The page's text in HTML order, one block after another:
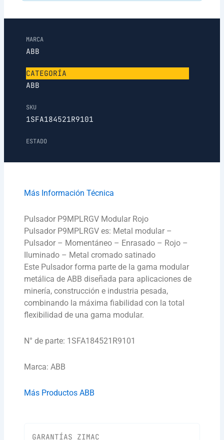
MARCA
ABB
CATEGORÍA
ABB
SKU
1SFA184521R9101
ESTADO
Más Información Técnica
Pulsador P9MPLRGV Modular Rojo
Pulsador P9MPLRGV es: Metal modular –
Pulsador – Momentáneo – Enrasado – Rojo –
Iluminado – Metal cromado satinado
Este Pulsador forma parte de la gama modular
metálica de ABB diseñada para aplicaciones de
minería, construcción e industria pesada,
combinando la máxima fiabilidad con la total
flexibilidad de una gama modular.
N° de parte: 1SFA184521R9101
Marca: ABB
Más Productos ABB
GARANTÍAS ZIMAC